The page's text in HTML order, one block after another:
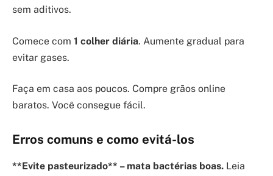
sem aditivos.
Comece com 1 colher diária. Aumente gradual para
evitar gases.
Faça em casa aos poucos. Compre grãos online
baratos. Você consegue fácil.
Erros comuns e como evitá-los
**Evite pasteurizado** – mata bactérias boas. Leia